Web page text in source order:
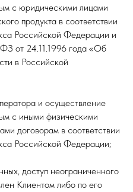
с юридическими лицами
продукта в соответствии
Российской Федерации и
от 24.11.1996 года «Об
в Российской
и осуществление
с иными физическими
договорам в соответствии
Российской Федерации;
доступ неограниченного
Клиентом либо по его